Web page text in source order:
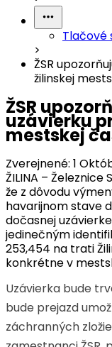
Tlačové
>
ŽSR
žilinskej
ŽSR
uzávierku
mestskej
Zverejnené: 1
ŽILINA – Železnice
že z dôvodu
havarijnom stave
dočasnej
jedinečným
253,454 na trati
konkrétne v
Uzávierka bude
bude prejazd
záchranných